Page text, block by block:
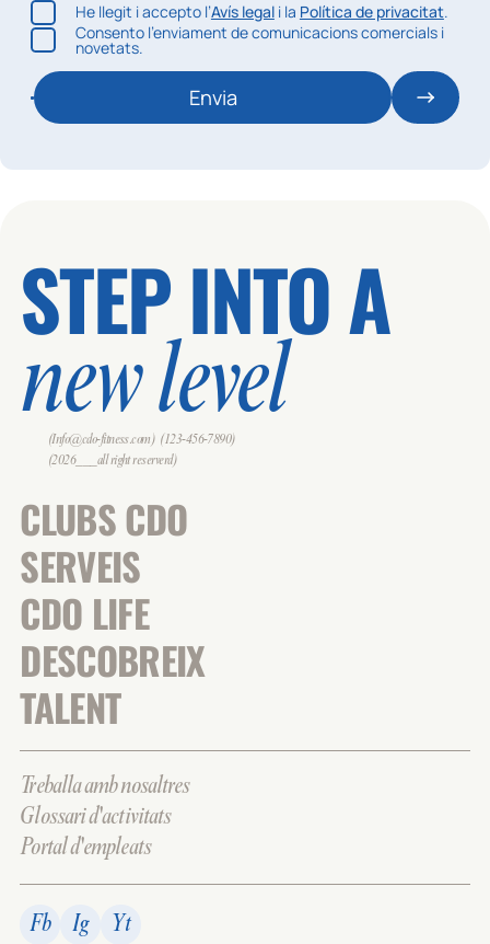
He llegit i accepto l’Avís legali la Política de privacitat.
Consento l’enviament de comunicacions comercials i
novetats.
Envia
STEP INTO A
new level
(Info@cdo-fitness.com) (123-456-7890)
(2026___all right reserverd)
CLUBS CDO
SERVEIS
CDO LIFE
DESCOBREIX
TALENT
Treballa amb nosaltres
Glossari d'activitats
Portal d'empleats
Fb Ig Yt